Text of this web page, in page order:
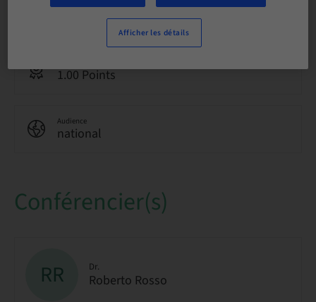
1.00 Points
Audience
national
Conférencier(s)
RR Dr.
Roberto Rosso
Afficher les détails